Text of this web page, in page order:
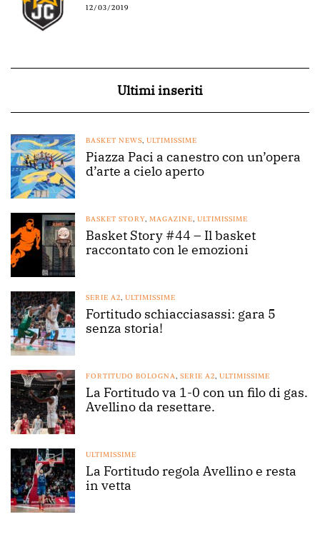
12/03/2019
Ultimi inseriti
BASKET NEWS, ULTIMISSIME
Piazza Paci a canestro con un’opera
d’arte a cielo aperto
BASKET STORY, MAGAZINE, ULTIMISSIME
Basket Story #44 – Il basket
raccontato con le emozioni
SERIE A2, ULTIMISSIME
Fortitudo schiacciasassi: gara 5
senza storia!
FORTITUDO BOLOGNA, SERIE A2, ULTIMISSIME
La Fortitudo va 1-0 con un filo di gas.
Avellino da resettare.
ULTIMISSIME
La Fortitudo regola Avellino e resta
in vetta